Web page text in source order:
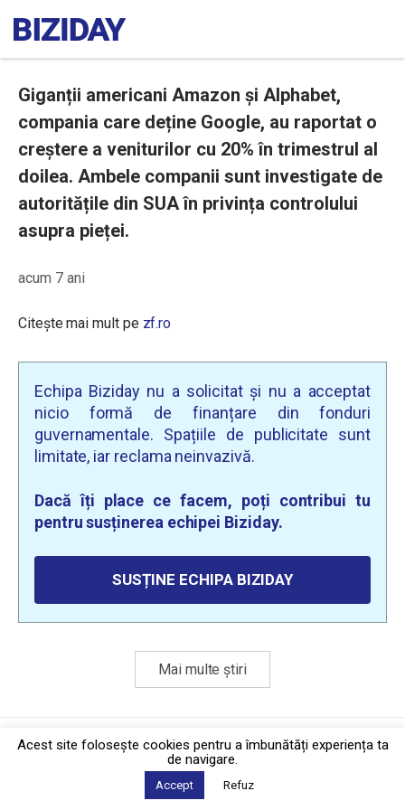
Giganții americani Amazon și Alphabet,
compania care deține Google, au raportat o
creștere a veniturilor cu 20% în trimestrul al
doilea. Ambele companii sunt investigate de
autoritățile din SUA în privința controlului
asupra pieței.
acum 7 ani
Citește mai mult pe zf.ro
Echipa Biziday nu a solicitat și nu a acceptat
nicio formă de finanțare din fonduri
guvernamentale. Spațiile de publicitate sunt
limitate, iar reclama neinvazivă.
Dacă îți place ce facem, poți contribui tu
pentru susținerea echipei Biziday.
SUSȚINE ECHIPA BIZIDAY
Mai multe știri
Politica de confidențialitate·Contact
2026 © Biziday
Acest site foloseşte cookies pentru a îmbunătăți experiența ta
de navigare.
Accept Refuz